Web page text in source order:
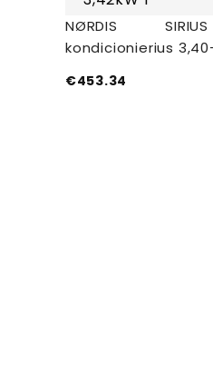
NØRDIS
kondicionierius
€453.34